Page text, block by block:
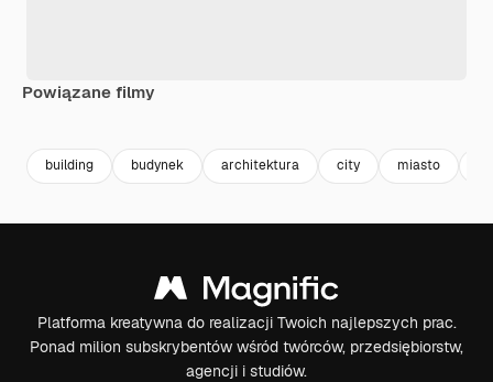
Powiązane filmy
building budynek architektura city miasto
Platforma kreatywna do realizacji Twoich najlepszych prac.
Ponad milion subskrybentów wśród twórców, przedsiębiorstw,
agencji i studiów.